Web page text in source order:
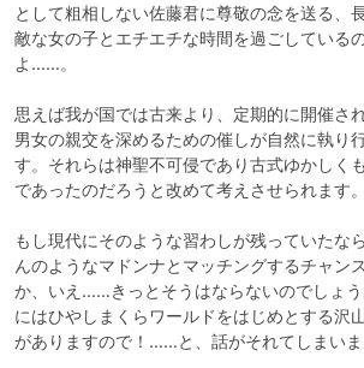
として粗相しない佐藤君に尊敬の念を送る、
敵な女の子とエチエチな時間を過ごしている
よ……。
思えば我が国では古来より、定期的に開催さ
男女の親交を深めるための催しが自然に執り
す。それらは神聖不可侵であり古式ゆかしく
であったのだろうと改めて考えさせられます。
もし現代にそのような習わしが残っていたな
んのようなマドンナとマッチングするチャン
か、いえ……きっとそうはならないのでしょ
にはひやしまくらワールドをはじめとする沢
がありますので！……と、話がそれてしまいま